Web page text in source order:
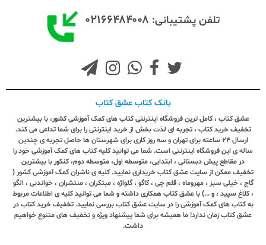
تلفن پشتیبانی: ۰۲۱۶۶۴۸۴۰۰۸
بانک کتاب عشق کتاب
عشق کتاب ، کامل ترین فروشگاه اینترنتی کتاب های کمک آموزشی کشور، با بیشترین
تخفیف خرید کتاب ، تجربه ای لذت بخش از خرید اینترنتی را برای شما تداعی می کند.
ارسال ٢٤ ساعته برای تهران و سه روز کاری برای شهرستان ها حاصل تجربه ی چندین
ساله ی این فروشگاه اینترنتی است. شما می توانید کلیه کتاب های کمک آموزشی خود را
در مقاطع پیش دبستانی ، ابتدایی، متوسطه اول، متوسطه دوم، کنکور با بیشترین
تخفیف ممکن از سایت عشق کتاب خریداری نمایید. کلیه ی ناشران کمک آموزشی کشور (
گاج ، خیلی سبز ، مهروماه ، قلم چی ، کاگو ، گلواژه ، مبتکران ، منتشران ، خواندنی ، الگو
، کلاغ سپید ، و ...) با عشق کتاب همکاری داشته و شما می توانید کلیه ی اطلاعات مربوط
به کتاب های کمک آموزشی را در سایت عشق کتاب بررسی نمایید. تخفیف خرید کتاب در
عشق کتاب زمان ندارد! ما همیشه برای شما پیشنهاد ویژه و تخفیف های متنوع خواهیم
داشت.